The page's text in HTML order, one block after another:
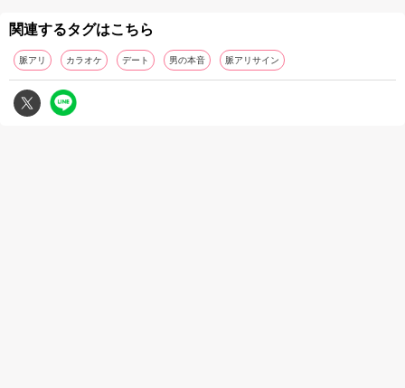
関連するタグはこちら
脈アリ カラオケ デート 男の本音 脈アリサイン